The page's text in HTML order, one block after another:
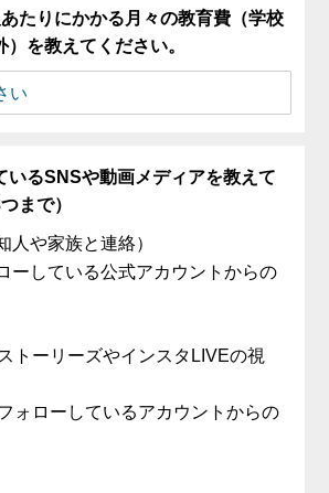
たりにかかる月々の教育費（学校
）を教えてください。
いるSNSや動画メディアを教えて
まで）
人や家族と連絡）
ーしている公式アカウントからの
トーリーズやインスタLIVEの視
ォローしているアカウントからの